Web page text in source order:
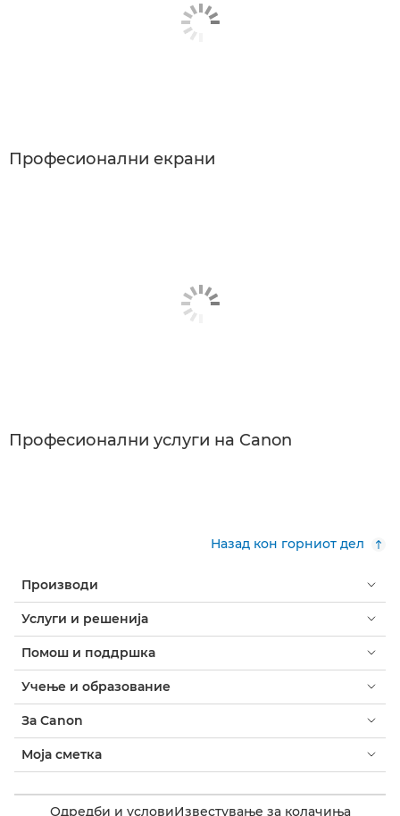
Професионални екрани
Професионални услуги на Canon
Назад кон горниот дел
Производи
Услуги и решенија
Помош и поддршка
Учење и образование
За Canon
Моја сметка
Одредби и условиИзвестување за колачиња